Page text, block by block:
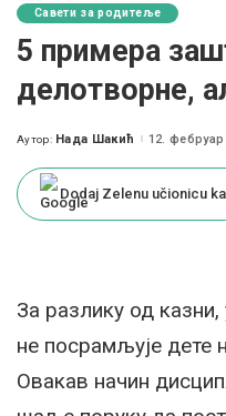
Савети за родитеље
5 примера
делотворне,
Posted
Аутор: Нада Шакић 12. фебруар
Dodaj Zelenu učionicu
За разлику од
не посрамљује дете
Овакав начин